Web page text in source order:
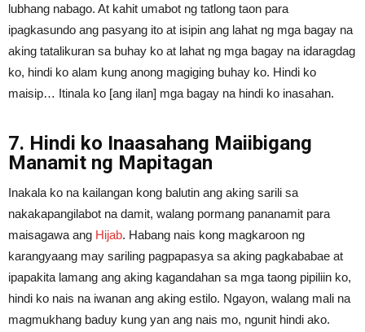
lubhang nabago. At kahit umabot ng tatlong taon para
ipagkasundo ang pasyang ito at isipin ang lahat ng mga bagay na
aking tatalikuran sa buhay ko at lahat ng mga bagay na idaragdag
ko, hindi ko alam kung anong magiging buhay ko. Hindi ko
maisip… Itinala ko [ang ilan] mga bagay na hindi ko inasahan.
7. Hindi ko Inaasahang Maiibigang
Manamit ng Mapitagan
Inakala ko na kailangan kong balutin ang aking sarili sa
nakakapangilabot na damit, walang pormang pananamit para
maisagawa ang Hijab. Habang nais kong magkaroon ng
karangyaang may sariling pagpapasya sa aking pagkababae at
ipapakita lamang ang aking kagandahan sa mga taong pipiliin ko,
hindi ko nais na iwanan ang aking estilo. Ngayon, walang mali na
magmukhang baduy kung yan ang nais mo, ngunit hindi ako.